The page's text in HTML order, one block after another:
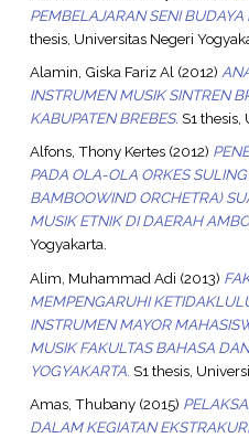
PEMBELAJARAN SENI BUDAYA
thesis, Universitas Negeri
Alamin, Giska Fariz Al (2012)
INSTRUMEN MUSIK SINTREN
KABUPATEN BREBES. S1 thesis,
Alfons, Thony Kertes(2012)
PADA OLA-OLA ORKES
BAMBOOWIND ORCHETRA)
MUSIK ETNIK DI DAERAH
Yogyakarta.
Alim, Muhammad Adi (2013)
MEMPENGARUHI
INSTRUMEN MAYOR
MUSIK FAKULTAS BAHASA
YOGYAKARTA. S1 thesis,
Amas, Thubany(2015)
DALAM KEGIATAN